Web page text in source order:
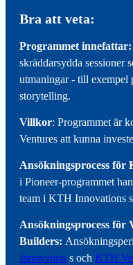
Bra att veta:
Programmet innefattar:
skräddarsydda sessioner
utmaningar - till exempel
storytelling.
Villkor: Programmet är
Ventures att kunna
Ansökningsprocess för
i Pioneer-programmet
team i KTH Innovations
Ansökningsprocess för
Builders:
Innovation s och KTH